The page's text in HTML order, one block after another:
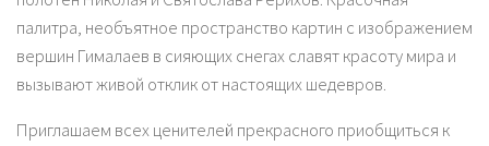
палитра, необъятное пространство картин с изображением
вершин Гималаев в сияющих снегах славят красоту мира и
вызывают живой отклик от настоящих шедевров.
Приглашаем всех ценителей прекрасного приобщиться к